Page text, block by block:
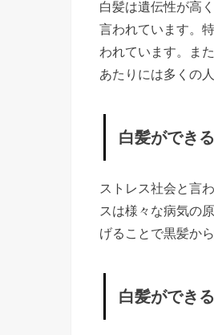
»
白
髪
原
娠
白髪は遺伝性が高
言われています。
われています。ま
あたりには多くの
白髪ができ
ストレス社会と言
スは様々な病気の
げることで黒髪か
白髪ができ